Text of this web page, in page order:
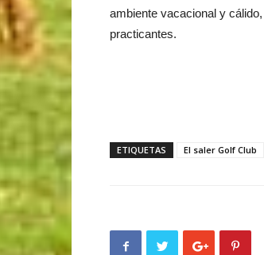
ambiente vacacional y
practicantes.
ETIQUETAS El saler Golf Club